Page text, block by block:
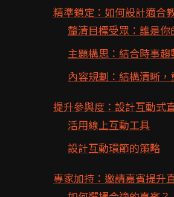
精準鎖定：如何設計適合
釐清目標受眾：誰是你
主題構思：結合時事
內容規劃：結構清晰，
提升參與度：設計互動式
活用線上互動工具
設計互動環節的策略
專家加持：邀請嘉賓提升